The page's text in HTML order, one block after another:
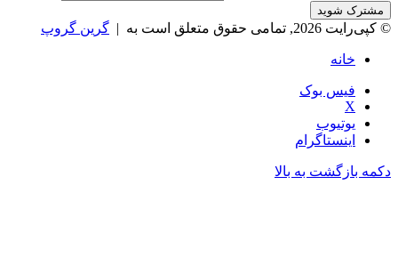
© کپی‌رایت 2026, تمامی حقوق متعلق است به | گرین گروپ
خانه
فیس بوک
X
یوتیوب
اینستاگرام
دکمه بازگشت به بالا